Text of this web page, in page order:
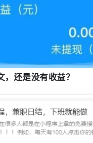
还是没有收益？